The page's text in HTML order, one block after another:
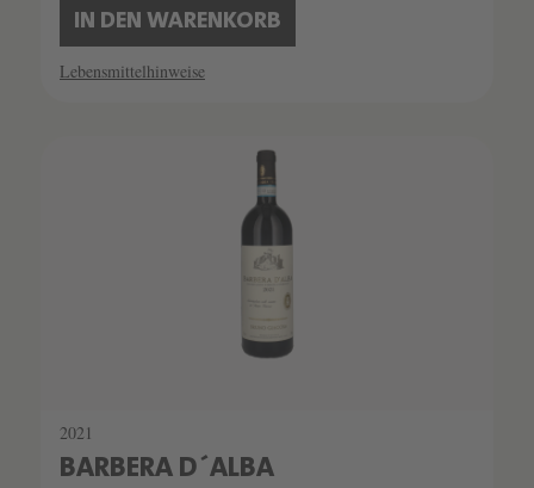
IN DEN WARENKORB
Lebensmittelhinweise
2021
BARBERA D´ALBA